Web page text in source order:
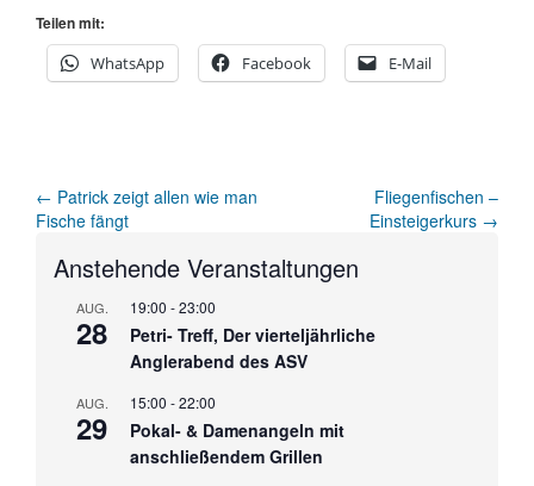
Teilen mit:
WhatsApp
Facebook E-Mail
Artikel-
Navigation
← Patrick zeigt allen wie man
Fische fängt
Fliegenfischen –
Einsteigerkurs →
Anstehende Veranstaltungen
AUG.
28
19:00 -23:00
Petri- Treff, Der vierteljährliche
Anglerabend des ASV
AUG.
29
15:00 -22:00
Pokal- & Damenangeln mit
anschließendem Grillen